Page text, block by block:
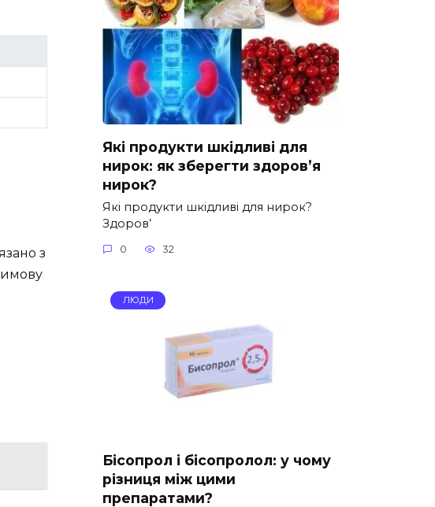
з
Які продукти шкідливі для
нирок: як зберегти здоров’я
нирок?
Які продукти шкідливі для нирок?
Здоров’
0 32
ЛЮДИ
Бісопрол і бісопролол: у чому
різниця між цими
препаратами?